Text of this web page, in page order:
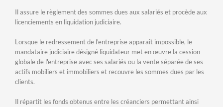
Il assure le règlement des sommes dues aux salariés et procède aux
licenciements en liquidation judiciaire.
Lorsque le redressement de l'entreprise apparaît impossible, le
mandataire judiciaire désigné liquidateur met en œuvre la cession
globale de l'entreprise avec ses salariés ou la vente séparée de ses
actifs mobiliers et immobiliers et recouvre les sommes dues par les
clients.
Il répartit les fonds obtenus entre les créanciers permettant ainsi